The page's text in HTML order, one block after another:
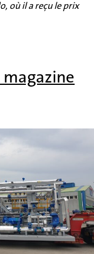
où il a reçu le prix